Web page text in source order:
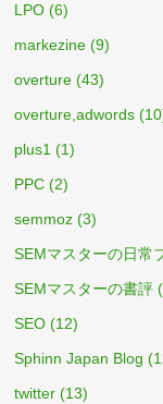
LPO (6)
markezine (9)
overture (43)
overture,adwords
plus1 (1)
PPC (2)
semmoz (3)
SEMマスターの日常
SEMマスターの書評
SEO (12)
Sphinn Japan Blog
twitter (13)